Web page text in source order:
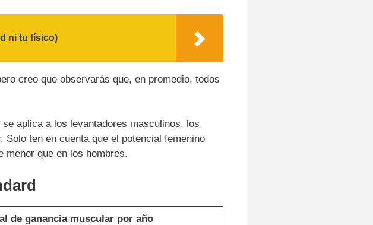
ni tu físico)
creo que observarás que, en promedio, todos
aplica a los levantadores masculinos, los
Solo ten en cuenta que el potencial femenino
menor que en los hombres.
de ganancia muscular por año